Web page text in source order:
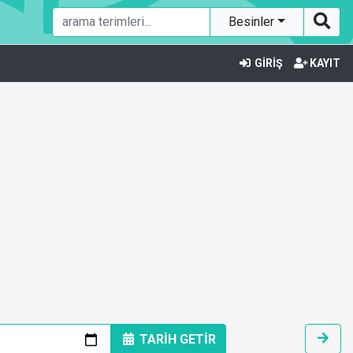
Besinler
GİRİŞ KAYIT
TARİH GETİR